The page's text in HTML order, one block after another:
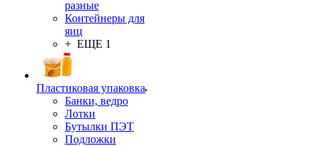
разные
Контейнеры для
яиц
+ ЕЩЕ 1
Пластиковая упаковка
Банки, ведро
Лотки
Бутылки ПЭТ
Подложки